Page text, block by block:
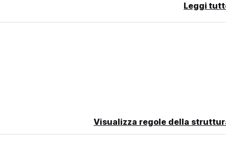
Leggi
Visualizza regole della